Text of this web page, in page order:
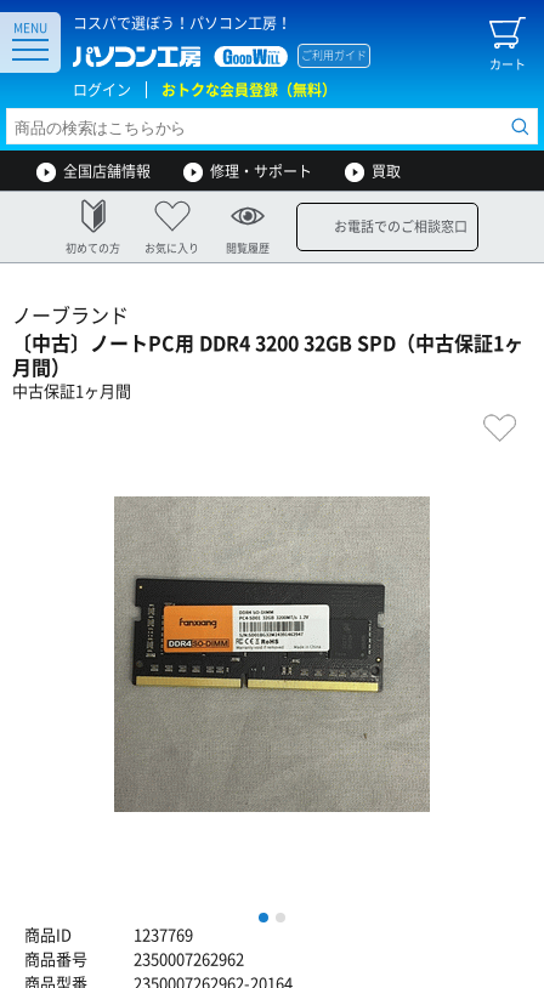
コスパで選ぼう！パソコン工房！
カート
ご利用ガイド
ログイン おトクな会員登録（無料）
MENU
全国店舗情報 修理・サポート 買取
初めての方 お気に入り 閲覧履歴
お電話でのご相談窓口
ノーブランド
〔中古〕ノートPC用 DDR4 3200 32GB SPD（中古保証1ヶ
月間）
中古保証1ヶ月間
1
商品ID
1237769
商品番号
2350007262962
商品型番
2350007262962-20164